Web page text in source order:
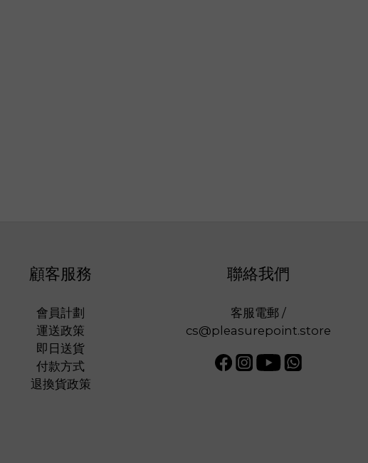
顧客服務
會員計劃
運送政策
即日送貨
付款方式
退換貨政策
聯絡我們
客服電郵 /
cs@pleasurepoint.store